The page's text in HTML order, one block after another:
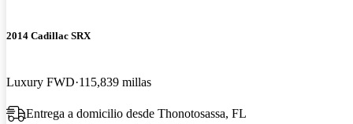
2014 Cadillac SRX
Luxury FWD 115,839 millas
Entrega a domicilio desde Thonotosassa, FL